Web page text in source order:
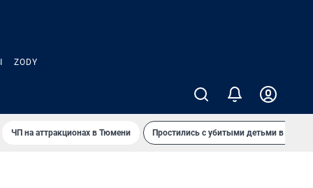
ZODY
ЧП на аттракционах в Тюмени Простились с убитыми детьми в